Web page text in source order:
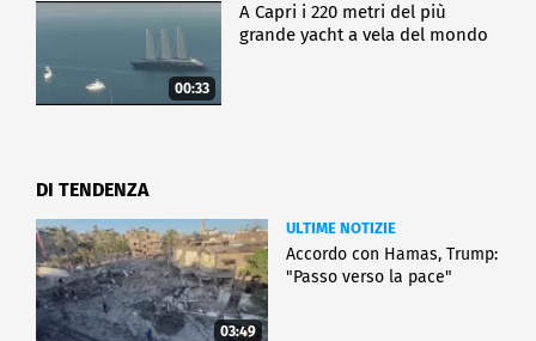
00:33
A Capri i 220 metri del più
grande yacht a vela del mondo
DI TENDENZA
03:49
ULTIME NOTIZIE
Accordo con Hamas, Trump:
"Passo verso la pace"